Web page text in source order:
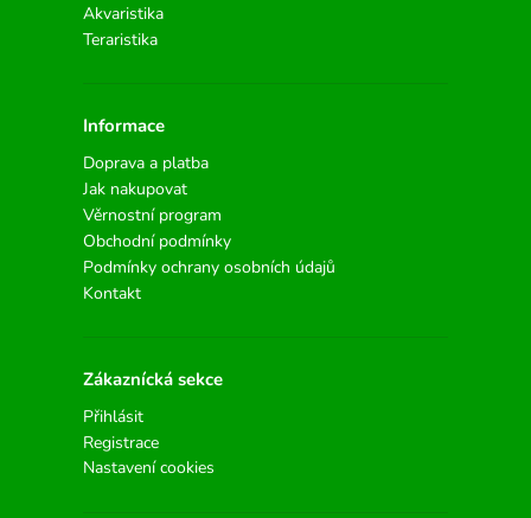
Akvaristika
Teraristika
Informace
Doprava a platba
Jak nakupovat
Věrnostní program
Obchodní podmínky
Podmínky ochrany osobních údajů
Kontakt
Zákaznícká sekce
Přihlásit
Registrace
Nastavení cookies